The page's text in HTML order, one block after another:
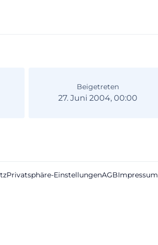
Beigetreten
27. Juni 2004, 00:00
Privatsphäre-EinstellungenAGBImpressum